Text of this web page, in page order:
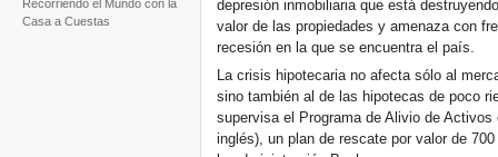
Recorriendo el Mundo con la
Casa a Cuestas
depresión inmobiliaria que está
valor de las propiedades y amenaza con
recesión en la que se encuentra el país.
La crisis hipotecaria no afecta sólo al
sino también al de las hipotecas de poco
supervisa el Programa de Alivio de
inglés), un plan de rescate por valor de